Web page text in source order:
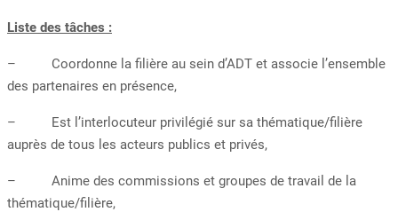
Liste des tâches :
– Coordonne la filière au sein d’ADT et associe l’ensemble
des partenaires en présence,
– Est l’interlocuteur privilégié sur sa thématique/filière
auprès de tous les acteurs publics et privés,
– Anime des commissions et groupes de travail de la
thématique/filière,